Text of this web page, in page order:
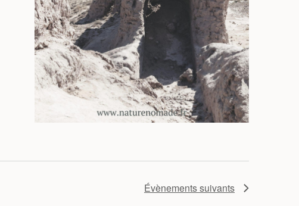
Évènementssuivants